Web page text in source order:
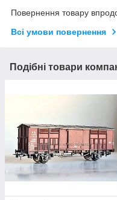
Повернення товару
Всі умови повернення
Подібні товари